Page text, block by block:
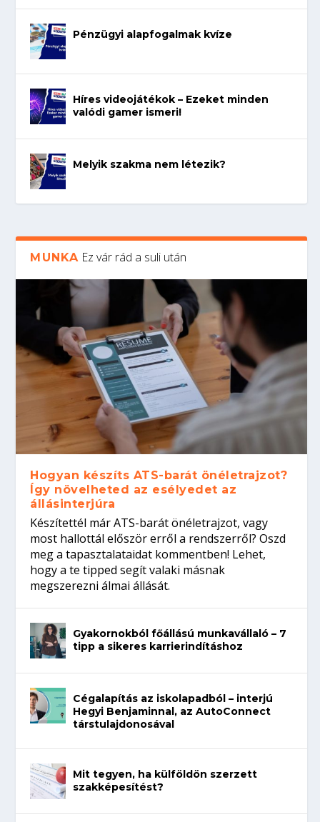
Pénzügyi alapfogalmak kvíze
Híres videojátékok – Ezeket minden
valódi gamer ismeri!
Melyik szakma nem létezik?
MUNKA Ez vár rád a suli után
Hogyan készíts ATS-barát önéletrajzot?
Így növelheted az esélyedet az
állásinterjúra
Készítettél már ATS-barát önéletrajzot, vagy
most hallottál először erről a rendszerről? Oszd
meg a tapasztalataidat kommentben! Lehet,
hogy a te tipped segít valaki másnak
megszerezni álmai állását.
Gyakornokból főállású munkavállaló – 7
tipp a sikeres karrierindításhoz
Cégalapítás az iskolapadból – interjú
Hegyi Benjaminnal, az AutoConnect
társtulajdonosával
Mit tegyen, ha külföldön szerzett
szakképesítést?